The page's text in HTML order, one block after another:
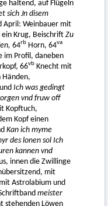
haltend, auf Flügeln
sich Jn disem
April: Weinbauer mit
ein Krug, Beischrift Zu
64rb Horn, 64va
im Profil, daneben
66vb Knecht mit
Händen,
und Ich was gedingt
vnd fruw off
Kopftuch,
Kopf einen
Kan ich myme
des lonen sol Ich
kannen vnd
innen die Zwillinge
mit
Astrolabium und
meister
stehenden Löwen